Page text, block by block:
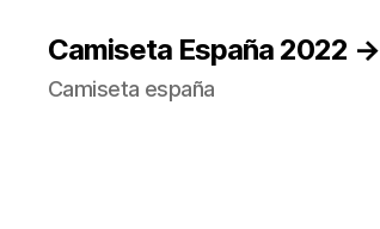
Camiseta España 2022 →
Camiseta españa